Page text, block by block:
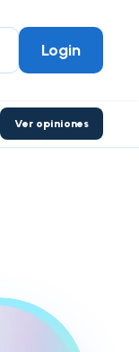
Login
Ver opiniones